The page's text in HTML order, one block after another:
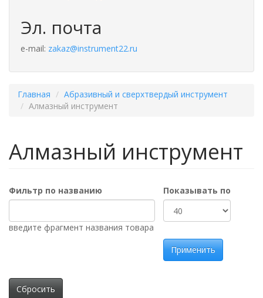
Эл. почта
e-mail: zakaz@instrument22.ru
Главная
Абразивный и сверхтвердый инструмент
Алмазный инструмент
Алмазный инструмент
Фильтр по названию
введите фрагмент названия товара
Показывать по
Применить
Сбросить